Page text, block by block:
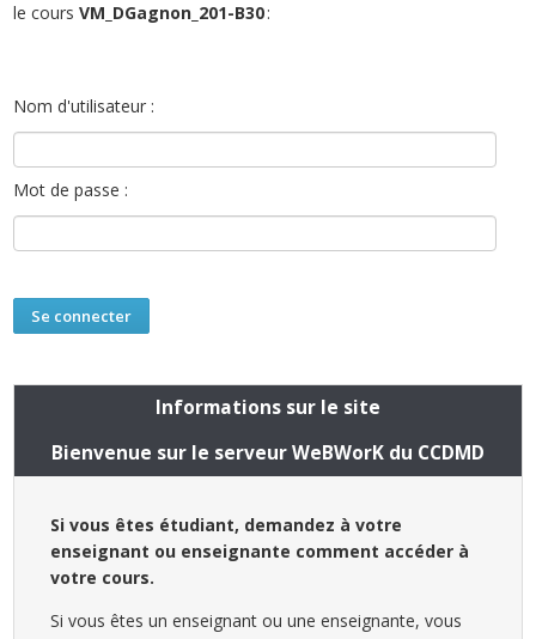
le coursVM_DGagnon_201-B30:
Nom d'utilisateur :
Mot de passe :
Informations sur le site
Bienvenue sur le serveur WeBWorK du CCDMD
Si vous êtes étudiant, demandez à votre
enseignant ou enseignante comment accéder à
votre cours.
Si vous êtes un enseignant ou une enseignante, vous